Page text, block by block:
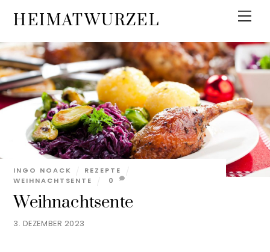
content
HEIMATWURZEL
3. DEZEMBER 2023
Weihnachtsente
INGO NOACK
REZEPTE
WEIHNACHTSENTE
0